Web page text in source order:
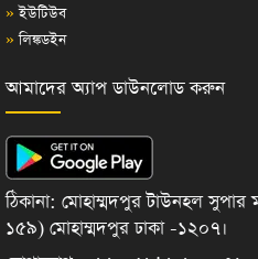
» ইউটিউব
» লিঙ্কডইন
আমাদের অ্যাপ ডাউনলোড করুন
ঠিকানা: মোহাম্মদপুর টাউনহল সুপার
১৫৯) মোহাম্মদপুর ঢাকা -১২০৭।